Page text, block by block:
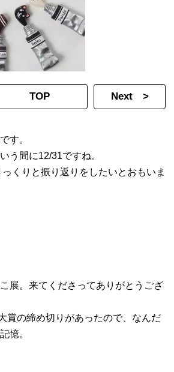
TOP Next >
す。
う間に12/31ですね。
くりと振り返りをしたいとおもいま
展。来てくださってありがとうござ
賞の締め切りがあったので、なんだ
憶。